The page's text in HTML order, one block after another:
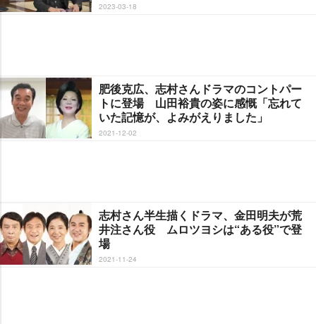
2023-03-18
肥後克広、志村さんドラマのコントパー
トに登場 山田裕貴の姿に感慨「忘れて
いた記憶が、よみがえりました」
2021-12-02
志村さん半生描くドラマ、金田明夫が荒
井注さん役 ムロツヨシは“ある役”で登
場
2021-11-24